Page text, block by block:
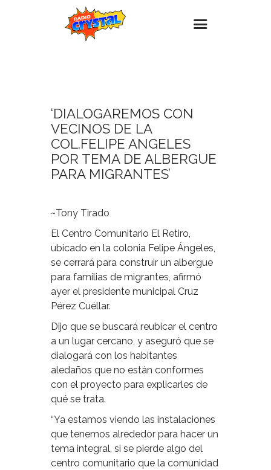
Eventos
Promociones
Noticias
Para ti
‘DIALOGAREMOS CON
VECINOS DE LA
COL.FELIPE ANGELES
POR TEMA DE ALBERGUE
PARA MIGRANTES’
~Tony Tirado
El Centro Comunitario El Retiro,
ubicado en la colonia Felipe Ángeles,
se cerrará para construir un albergue
para familias de migrantes, afirmó
ayer el presidente municipal Cruz
Pérez Cuéllar.
Dijo que se buscará reubicar el centro
a un lugar cercano, y aseguró que se
dialogará con los habitantes
aledaños que no están conformes
con el proyecto para explicarles de
qué se trata.
“Ya estamos viendo las instalaciones
que tenemos alrededor para hacer un
tema integral, si se pierde algo del
centro comunitario que la comunidad